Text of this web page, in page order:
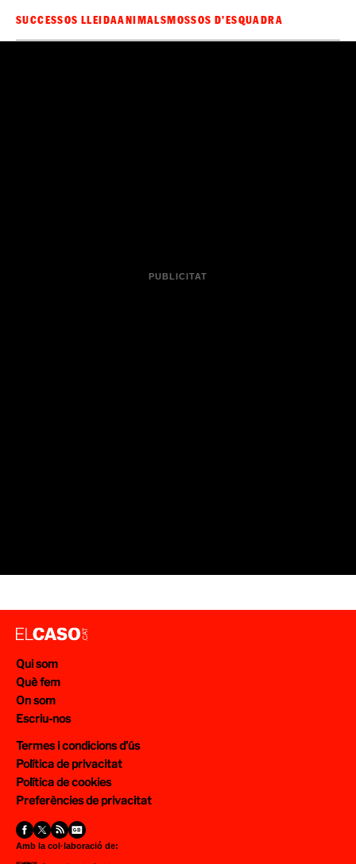
SUCCESSOS LLEIDAANIMALSMOSSOS D'ESQUADRA
Qui som
Què fem
On som
Escriu-nos
Termes i condicions d’ús
Política de privacitat
Política de cookies
Preferències de privacitat
Amb la col·laboració de: